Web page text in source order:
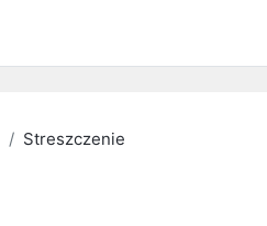
Streszczenie